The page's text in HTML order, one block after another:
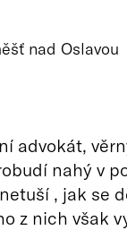
nad Oslavou
advokát,
nahý v
, jak se
z nich však